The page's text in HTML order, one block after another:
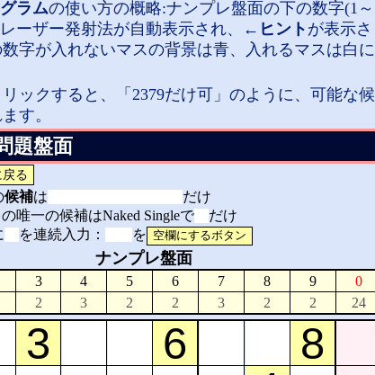
ラムの使い方の概略:ナンプレ盤面の下の数字(1～
ーザー発射法が自動表示され、
←ヒント が表示さ
字が入れないマスの背景は青、入れるマスは白に
ックすると、「2379だけ可」のように、可能な候
す。
題盤面
候補は
だけ
唯一の候補はNaked Singleで
だけ
を連続入力： を
ナンプレ盤面